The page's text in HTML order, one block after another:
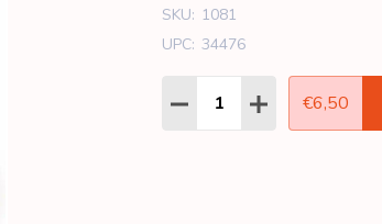
SKU: 1081
UPC: 34476
Aantal:
HOEVEELHEIDHOEVEELHEID
€6,50